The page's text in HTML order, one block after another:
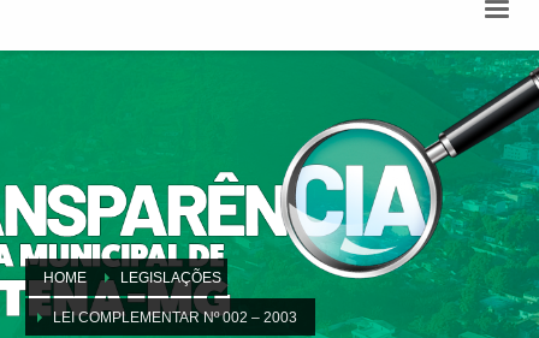
HOME LEGISLAÇÕES
LEI COMPLEMENTAR Nº 002 – 2003